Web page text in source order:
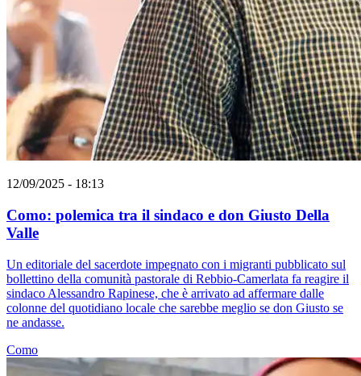
12/09/2025 - 18:13
Como: polemica tra il sindaco e don Giusto Della
Valle
Un editoriale del sacerdote impegnato con i migranti pubblicato sul
bollettino della comunità pastorale di Rebbio-Camerlata fa reagire il
sindaco Alessandro Rapinese, che è arrivato ad affermare dalle
colonne del quotidiano locale che sarebbe meglio se don Giusto se
ne andasse.
Como